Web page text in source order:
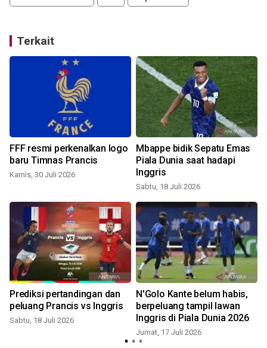
Terkait
FFF resmi perkenalkan logo
baru Timnas Prancis
Kamis, 30 Juli 2026
Mbappe bidik Sepatu Emas
Piala Dunia saat hadapi
Inggris
Sabtu, 18 Juli 2026
Prediksi pertandingan dan
peluang Prancis vs Inggris
Sabtu, 18 Juli 2026
N'Golo Kante belum habis,
berpeluang tampil lawan
Inggris di Piala Dunia 2026
Jumat, 17 Juli 2026